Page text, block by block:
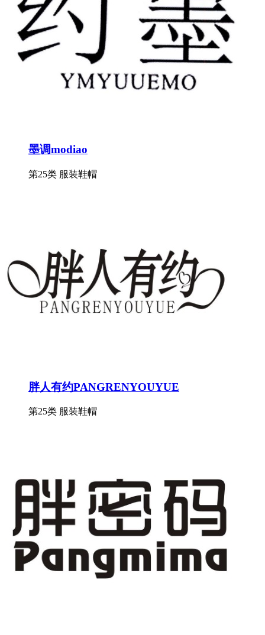
墨调modiao
第25类 服装鞋帽
胖人有约PANGRENYOUYUE
第25类 服装鞋帽